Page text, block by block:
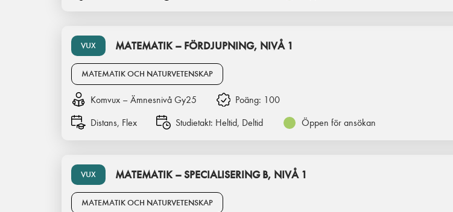
VUX MATEMATIK – FÖRDJUPNING, NIVÅ 1
MATEMATIK OCH NATURVETENSKAP
Komvux – Ämnesnivå Gy25 Poäng: 100
Distans, Flex
Studietakt: Heltid, Deltid Öppen för ansökan
VUX MATEMATIK – SPECIALISERING B, NIVÅ 1
MATEMATIK OCH NATURVETENSKAP